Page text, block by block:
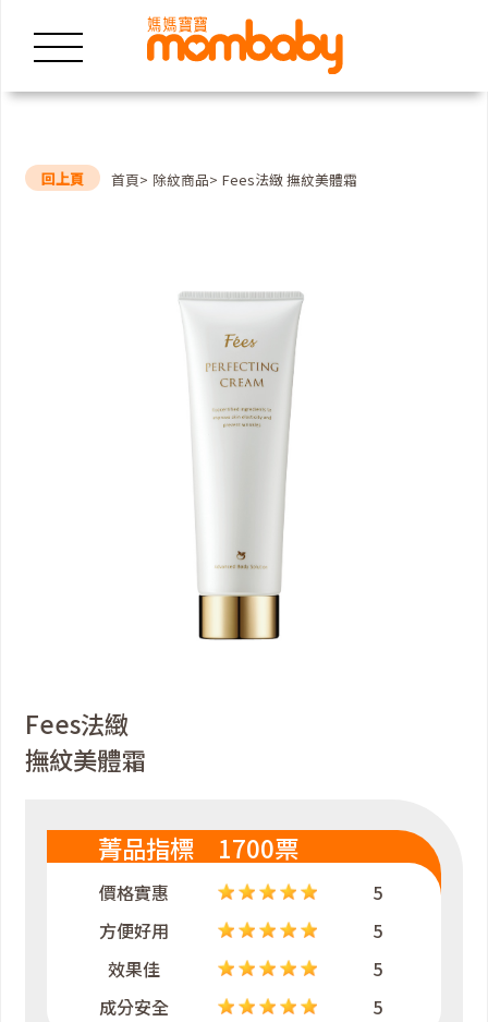
回上頁 首頁 除紋商品 Fees法緻 撫紋美體霜
Fees法緻
撫紋美體霜
菁品指標 1700票
價格實惠
5
方便好用
5
效果佳
5
成分安全
5